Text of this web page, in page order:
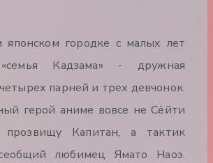
японском городке с малых лет
Кадзама» - дружная
парней и трех девчонок.
герой аниме вовсе не Сёйти
Капитан, а тактик
любимец Ямато Наоэ.